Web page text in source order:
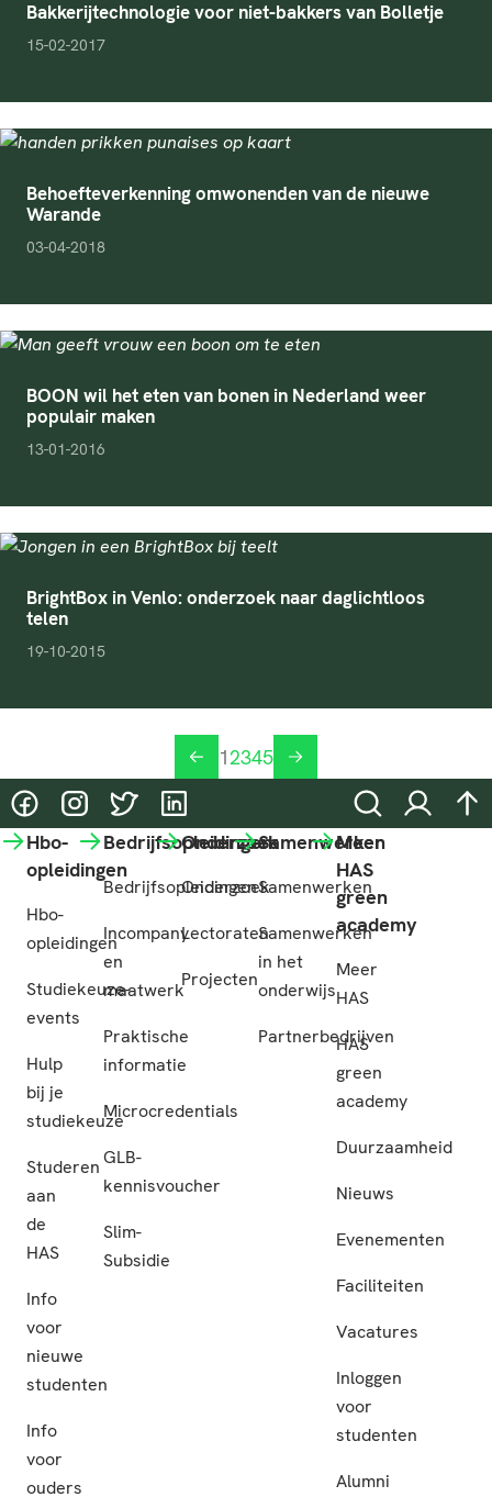
Bakkerijtechnologie voor niet-bakkers van Bolletje
pubDate
15-02-2017
Behoefteverkenning omwonenden van de nieuwe
Warande
pubDate
03-04-2018
BOON wil het eten van bonen in Nederland weer
populair maken
pubDate
13-01-2016
BrightBox in Venlo: onderzoek naar daglichtloos
telen
pubDate
19-10-2015
vorige 12345volgende
@HASgreenacademy
@HASgreenacademy
@greenacademyHAS
@HASgreenacademy ZoekenInloggen
Hbo-
opleidingen
Hbo-
opleidingen
Studiekeuze-
events
Hulp
bij je
studiekeuze
Studeren
aan
de
HAS
Info
voor
nieuwe
studenten
Info
voor
ouders
Bedrijfsopleidingen
Bedrijfsopleidingen
Incompany
en
maatwerk
Praktische
informatie
Microcredentials
GLB-
kennisvoucher
Slim-
Subsidie
Onderzoek
Onderzoek
Lectoraten
Projecten
Samenwerken
Samenwerken
Samenwerken
in het
onderwijs
Partnerbedrijven
Meer
HAS
green
academy
Meer
HAS
HAS
green
academy
Duurzaamheid
Nieuws
Evenementen
Faciliteiten
Vacatures
Inloggen
voor
studenten
Alumni